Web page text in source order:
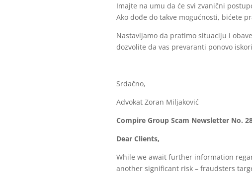
Imajte na umu da će svi zvanični
Ako dođe do takve mogućnosti, bićete
Nastavljamo da pratimo situaciju i
dozvolite da vas prevaranti ponovo
Srdačno,
Advokat Zoran Miljaković
Compire Group Scam Newsletter No.
Dear Clients,
While we await further information
another significant risk – fraudsters